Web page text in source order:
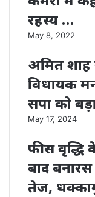
रहस्य …
May 8, 2022
अमित शाह
विधायक
सपा को
May 17, 2024
फीस वृद्धि
बाद
तेज,